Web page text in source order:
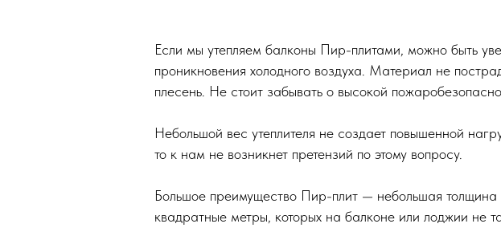
Если мы утепляем балконы Пир-плитами, можно быть
проникновения холодного воздуха. Материал не
плесень. Не стоит забывать о высокой
Небольшой вес утеплителя не создает повышенной
то к нам не возникнет претензий по этому вопросу.
Большое преимущество Пир-плит — небольшая толщина
квадратные метры, которых на балконе или лоджии не